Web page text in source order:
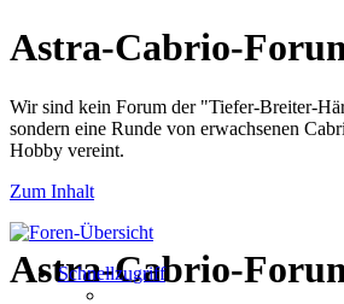
Astra-Cabrio-
Wir sind kein Forum der "Tiefer-Breiter-
sondern eine Runde von erwachsenen
Hobby vereint.
Zum Inhalt
Astra-Cabrio-
Schnellzugriff